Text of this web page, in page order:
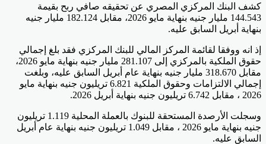
كشف البنك المركزي المصري عن تحقيقه صافي ربح بقيمة
144.543 مليار جنيه بنهاية مايو 2026، مقابل 182.124 مليار جنيه
بنهاية أبريل السابق عليه.
إذ انه ووفقا لقائمة المركز المالي للبنك المركزي فقد بلغ إجمالي
حقوق الملكية بالمركزي إلى 281.107 مليار جنيه بنهاية مايو 2026،
مقابل 318.670 مليار جنيه بنهاية عام أبريل السابق عليه، وبلغت
إجمالي الالتزامات وحقوق الملكية 6.821 تريليون جنيه بنهاية مايو
2026 ، مقابل 6.742 تريليون جنيه بنهاية أبريل 2026.
وسجلت الأرصدة المستحقة للبنوك بالعملة المحلية 1.119 تريليون
جنيه بنهاية مايو 2026 ، مقابل 1.049 تريليون جنيه بنهاية عام أبريل
السابق عليه.